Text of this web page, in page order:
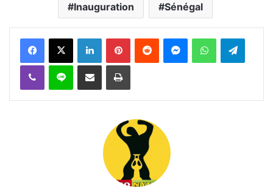
Inauguration Sénégal
FacebookX Linkedin PinterestReddit MessengerWhatsAppTelegram
Viber Ligne Partager par email Imprimer